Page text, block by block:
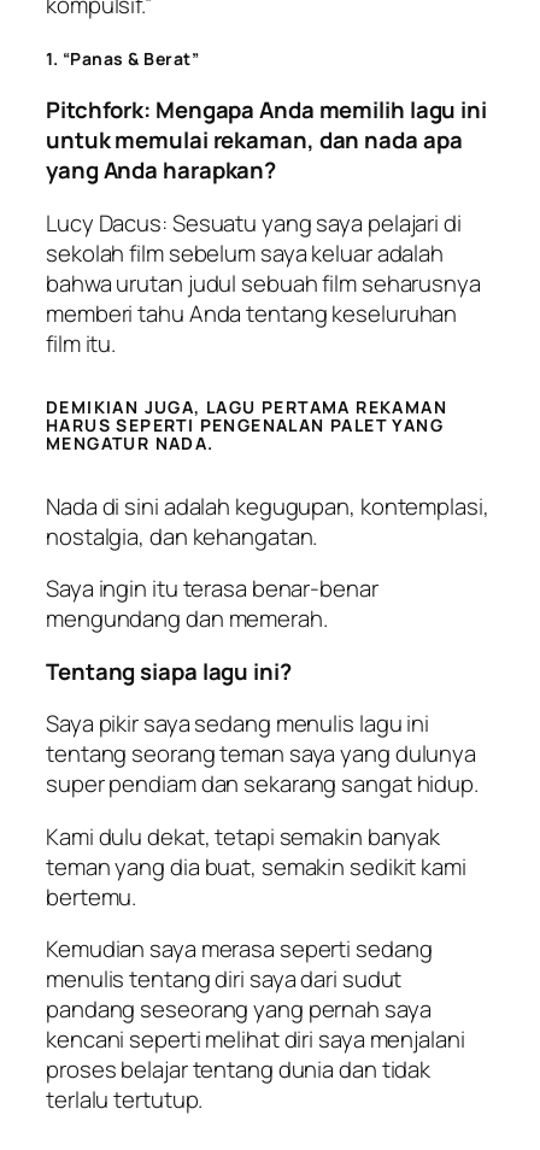
1. “Panas & Berat”
Pitchfork: Mengapa Anda memilih lagu ini
untuk memulai rekaman, dan nada apa
yang Anda harapkan?
Lucy Dacus: Sesuatu yang saya pelajari di
sekolah film sebelum saya keluar adalah
bahwa urutan judul sebuah film seharusnya
memberi tahu Anda tentang keseluruhan
film itu.
DEMIKIAN JUGA, LAGU PERTAMA REKAMAN
HARUS SEPERTI PENGENALAN PALET YANG
MENGATUR NADA.
Nada di sini adalah kegugupan, kontemplasi,
nostalgia, dan kehangatan.
Saya ingin itu terasa benar-benar
mengundang dan memerah.
Tentang siapa lagu ini?
Saya pikir saya sedang menulis lagu ini
tentang seorang teman saya yang dulunya
super pendiam dan sekarang sangat hidup.
Kami dulu dekat, tetapi semakin banyak
teman yang dia buat, semakin sedikit kami
bertemu.
Kemudian saya merasa seperti sedang
menulis tentang diri saya dari sudut
pandang seseorang yang pernah saya
kencani seperti melihat diri saya menjalani
proses belajar tentang dunia dan tidak
terlalu tertutup.